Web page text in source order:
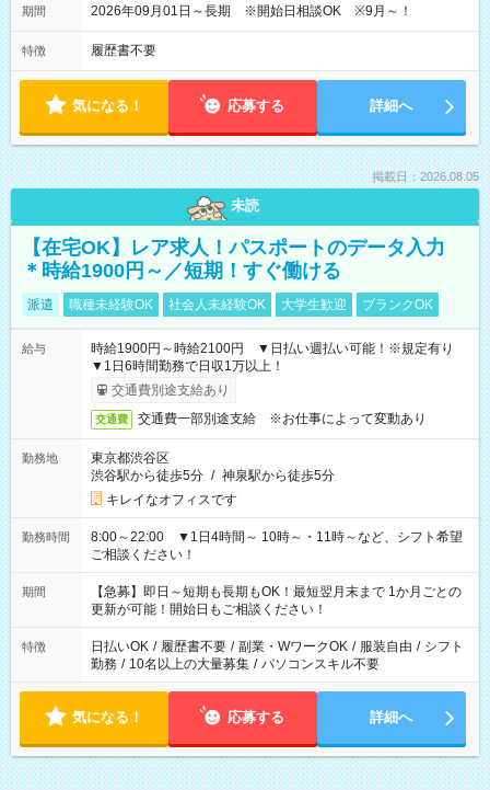
期間 2026年09月01日～長期 ※開始日相談OK ※9月～！
特徴 履歴書不要
気になる！ 応募する 詳細へ
掲載日：2026.08.05
未読
【在宅OK】レア求人！パスポートのデータ入力
＊時給1900円～／短期！すぐ働ける
派遣 職種未経験OK 社会人未経験OK 大学生歓迎 ブランクOK
給与
時給1900円～時給2100円 ▼日払い週払い可能！※規定有り
▼1日6時間勤務で日収1万以上！
交通費別途支給あり
交通費 交通費一部別途支給 ※お仕事によって変動あり
勤務地
東京都渋谷区
渋谷駅から徒歩5分 / 神泉駅から徒歩5分
キレイなオフィスです
勤務時間
8:00～22:00 ▼1日4時間～ 10時～・11時～など、シフト希望
ご相談ください！
期間
【急募】即日～短期も長期もOK！最短翌月末まで 1か月ごとの
更新が可能！開始日もご相談ください！
特徴 日払いOK / 履歴書不要 / 副業・WワークOK / 服装自由 / シフト
勤務 / 10名以上の大量募集 / パソコンスキル不要
気になる！ 応募する 詳細へ